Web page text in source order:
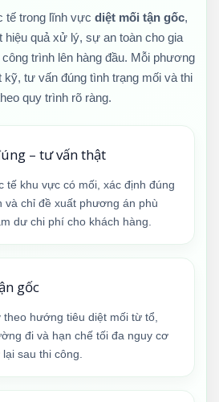
tế trong lĩnh vực diệt mối tận gốc,
hiệu quả xử lý, sự an toàn cho gia
trình lên hàng đầu. Mỗi phương
tư vấn đúng tình trạng mối và thi
quy trình rõ ràng.
– tư vấn thật
tế khu vực có mối, xác định đúng
và chỉ đề xuất phương án phù
dư chi phí cho khách hàng.
gốc
theo hướng tiêu diệt mối từ tổ,
đi và hạn chế tối đa nguy cơ
sau thi công.